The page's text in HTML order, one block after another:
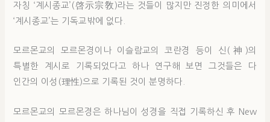
자칭 ‘계시종교’(啓示宗敎)라는 것들이 많지만 진정한 의미에서
‘계시종교’는 기독교밖에 없다.
모르몬교의 모르몬경이나 이슬람교의 코란경 등이 신(神)의
특별한 계시로 기록되었다고 하나 연구해 보면 그것들은 다
인간의 이성(理性)으로 기록된 것이 분명하다.
모르몬교의 모르몬경은 하나님이 성경을 직접 기록하신 후 New